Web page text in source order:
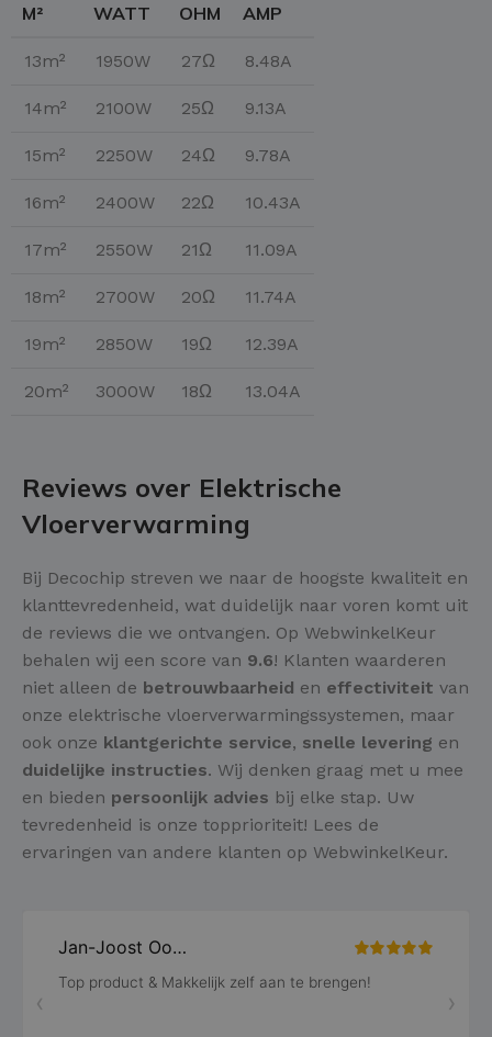
M² WATT OHM AMP
13m² 1950W 27Ω 8.48A
14m² 2100W 25Ω 9.13A
15m² 2250W 24Ω 9.78A
16m² 2400W 22Ω 10.43A
17m² 2550W 21Ω 11.09A
18m² 2700W 20Ω 11.74A
19m² 2850W 19Ω 12.39A
20m² 3000W 18Ω 13.04A
Reviews over Elektrische
Vloerverwarming
Bij Decochip streven we naar de hoogste kwaliteit en
klanttevredenheid, wat duidelijk naar voren komt uit
de reviews die we ontvangen. Op WebwinkelKeur
behalen wij een score van 9.6! Klanten waarderen
niet alleen de betrouwbaarheid en effectiviteit van
onze elektrische vloerverwarmingssystemen, maar
ook onze klantgerichte service, snelle levering en
duidelijke instructies. Wij denken graag met u mee
en bieden persoonlijk advies bij elke stap. Uw
tevredenheid is onze topprioriteit! Lees de
ervaringen van andere klanten op WebwinkelKeur.